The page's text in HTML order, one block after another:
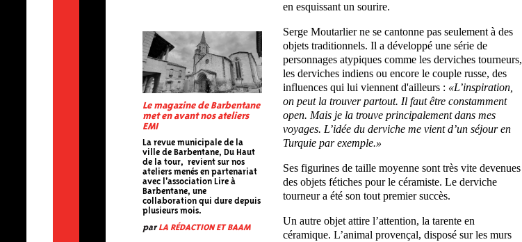
Le magazine de Barbentane
met en avant nos ateliers
EMI
La revue municipale de la
ville de Barbentane, Du Haut
de la tour, revient sur nos
ateliers menés en partenariat
avec l'association Lire à
Barbentane, une
collaboration qui dure depuis
plusieurs mois.
parLA RÉDACTION ET BAAM
en esquissant un sourire.
Serge Moutarlier ne se cantonne pas seulement à des
objets traditionnels. Il a développé une série de
personnages atypiques comme les derviches tourneurs,
les derviches indiens ou encore le couple russe, des
influences qui lui viennent d'ailleurs : «L’inspiration,
on peut la trouver partout. Il faut être constamment
open. Mais je la trouve principalement dans mes
voyages. L’idée du derviche me vient d’un séjour en
Turquie par exemple.»
Ses figurines de taille moyenne sont très vite devenues
des objets fétiches pour le céramiste. Le derviche
tourneur a été son tout premier succès.
Un autre objet attire l’attention, la tarente en
céramique. L’animal provençal, disposé sur les murs